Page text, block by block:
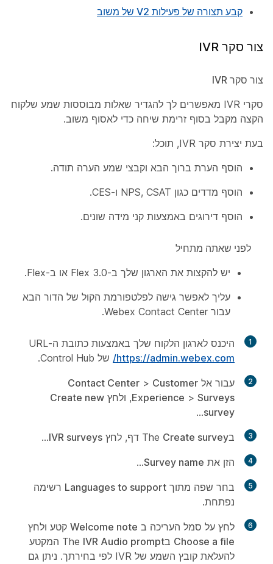
קבע תצורה של פעילות V2 של משוב
צור סקר IVR
צור סקר IVR
סקרי IVR מאפשרים לך להגדיר שאלות מבוססות שמע שלקוח
הקצה מקבל בסוף זרימת שיחה כדי לאסוף משוב.
בעת יצירת סקר IVR, תוכל:
הוסף הערת ברוך הבא וקבצי שמע הערה תודה.
הוסף מדדים כגון NPS, CSAT ו-CES.
הוסף דירוגים באמצעות קני מידה שונים.
לפני שאתה מתחיל
יש להקצות את הארגון שלך ב-Flex 3.0 או ב-Flex.
עליך לאפשר גישה לפלטפורמת הקול של הדור הבא
עבור Webex Contact Center.
1
היכנס לארגון הלקוח שלך באמצעות כתובת ה-URL‏
https://admin.webex.com/
של Control Hub.
2 עבור אל Contact Center > Customer
Experience > Surveys , ולחץ Create new
survey
...
3 בTheCreate survey דף, לחץ IVR surveys
...
4 הזן את Survey name
...
5 בחר שפה מתוך Languages to support רשימה
נפתחת.
6 לחץ על סמל העריכה ב Welcome note קטע ולחץ
Choose a file בTheIVR Audio prompt
המקטע
להעלאת קובץ השמע של IVR לפי בחירתך. ניתן גם